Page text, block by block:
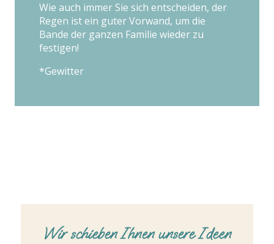
Wie auch immer Sie sich entscheiden, der
Regen ist ein guter Vorwand, um die
Bande der ganzen Familie wieder zu
festigen!
*Gewitter
Wir schieben Ihnen unsere Ideen